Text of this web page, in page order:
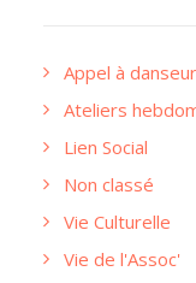
Appel à danseur
Ateliers
Lien Social
Non classé
Vie Culturelle
Vie de l'Assoc'